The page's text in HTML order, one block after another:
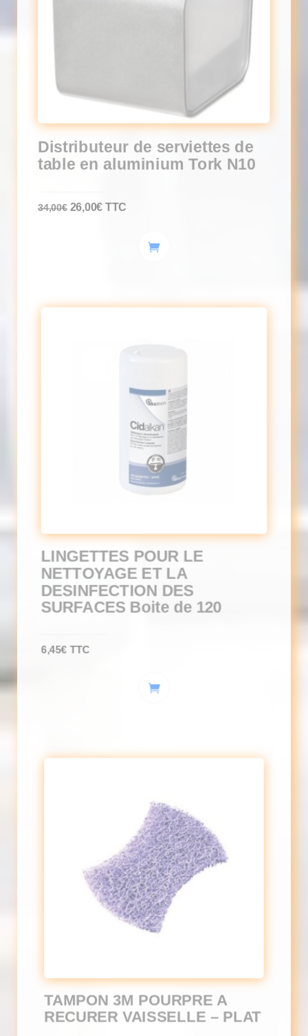
Distributeur de serviettes de
table en aluminium Tork N10
34,00€ Le
26,00€Le
TTC
LINGETTES POUR LE
NETTOYAGE ET LA
DESINFECTION DES
SURFACES Boite de 120
6,45€ TTC
TAMPON 3M POURPRE A
RECURER VAISSELLE – PLAT